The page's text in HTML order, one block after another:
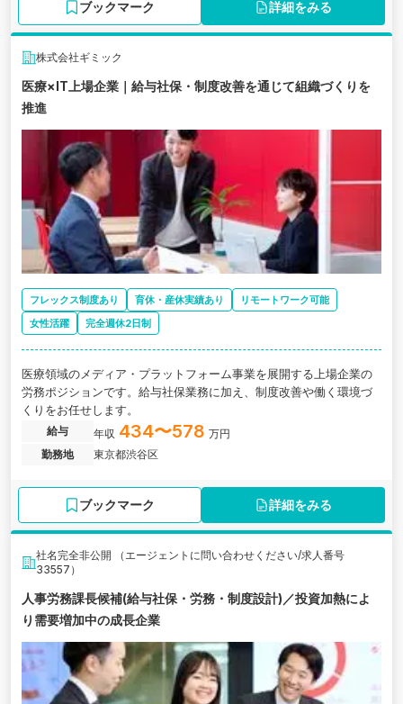
ブックマーク 詳細をみる
株式会社ギミック
医療×IT上場企業｜給与社保・制度改善を通じて組織づくりを
推進
フレックス制度あり 育休・産休実績あり
リモートワーク可能
女性活躍
完全週休2日制
医療領域のメディア・プラットフォーム事業を展開する上場企業の
労務ポジションです。給与社保業務に加え、制度改善や働く環境づ
くりをお任せします。
給与 年収 434〜578 万円
勤務地
東京都渋谷区
ブックマーク 詳細をみる
社名完全非公開 （エージェントに問い合わせください/求人番号
33557）
人事労務課長候補(給与社保・労務・制度設計)／投資加熱によ
り需要増加中の成長企業